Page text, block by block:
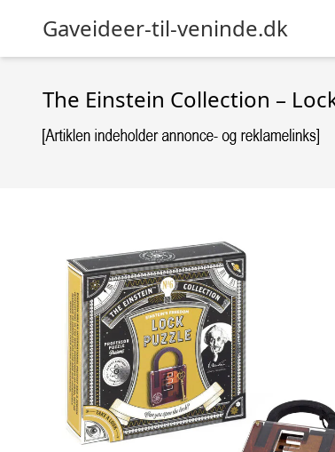
Gaveideer-til-veninde.dk
The Einstein Collection –